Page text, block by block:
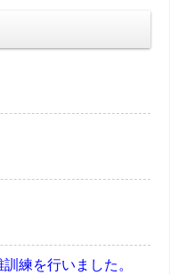
練を行いました。